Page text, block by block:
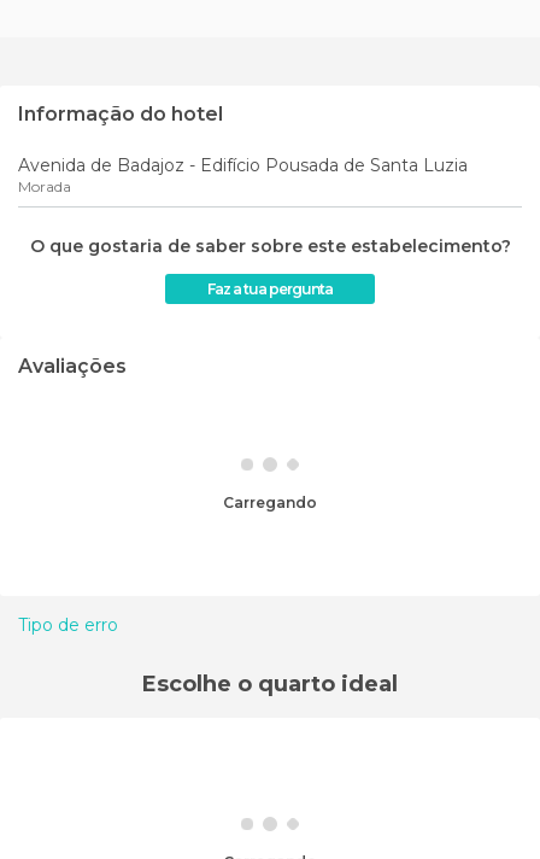
Informação do hotel
Avenida de Badajoz - Edifício Pousada de Santa Luzia
Morada
O que gostaria de saber sobre este estabelecimento?
Faz a tua pergunta
Avaliações
Carregando
Tipo de erro
Escolhe o quarto ideal